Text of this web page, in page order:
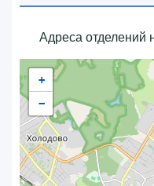
Адреса отделений
+
−